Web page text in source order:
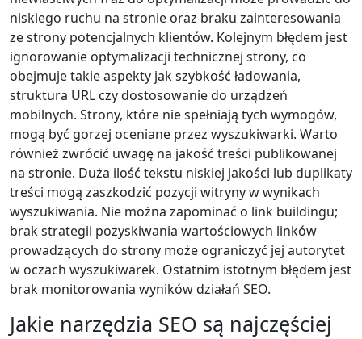
niskiego ruchu na stronie oraz braku zainteresowania
ze strony potencjalnych klientów. Kolejnym błędem jest
ignorowanie optymalizacji technicznej strony, co
obejmuje takie aspekty jak szybkość ładowania,
struktura URL czy dostosowanie do urządzeń
mobilnych. Strony, które nie spełniają tych wymogów,
mogą być gorzej oceniane przez wyszukiwarki. Warto
również zwrócić uwagę na jakość treści publikowanej
na stronie. Duża ilość tekstu niskiej jakości lub duplikaty
treści mogą zaszkodzić pozycji witryny w wynikach
wyszukiwania. Nie można zapominać o link buildingu;
brak strategii pozyskiwania wartościowych linków
prowadzących do strony może ograniczyć jej autorytet
w oczach wyszukiwarek. Ostatnim istotnym błędem jest
brak monitorowania wyników działań SEO.
Jakie narzędzia SEO są najczęściej